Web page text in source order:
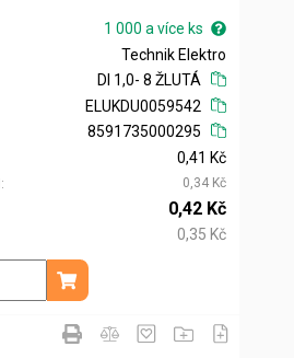
1 000 a více ks
Technik Elektro
DI 1,0- 8 ŽLUTÁ
ELUKDU0059542
8591735000295
0,41 Kč
0,34 Kč
0,42 Kč
0,35 Kč
ks
Přidat do košíku